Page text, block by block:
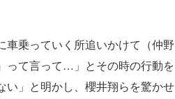
車乗っていく所追いかけて（仲野
って言って…」とその時の行動を
い」と明かし、櫻井翔らを驚かせ